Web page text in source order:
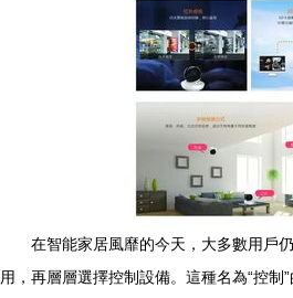
在智能家居風靡的今天，大多數用戶
用，再層層選擇控制設備。這種名為“控制